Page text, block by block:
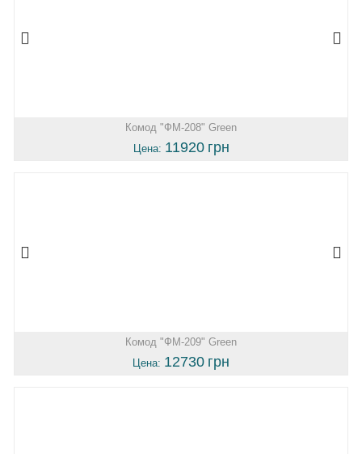
Комод "ФМ-208" Green
Цена: 11920 грн
Комод "ФМ-209" Green
Цена: 12730 грн